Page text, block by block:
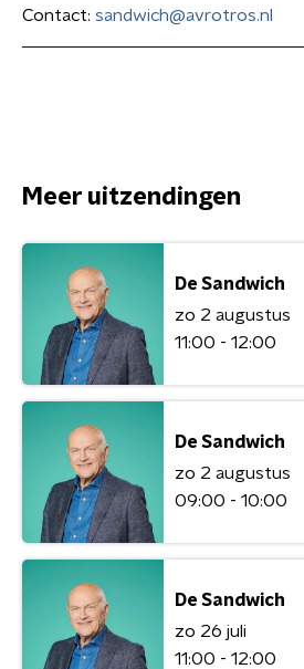
Contact: sandwich@avrotros.nl
Meer uitzendingen
De Sandwich
zo 2 augustus
11:00 - 12:00
De Sandwich
zo 2 augustus
09:00 - 10:00
De Sandwich
zo 26 juli
11:00 - 12:00